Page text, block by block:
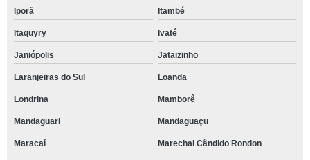
Iporã Itambé
Itaquyry Ivaté
Janiópolis Jataizinho
Laranjeiras do Sul Loanda
Londrina Mamborê
Mandaguari Mandaguaçu
Maracaí Marechal Cândido Rondon